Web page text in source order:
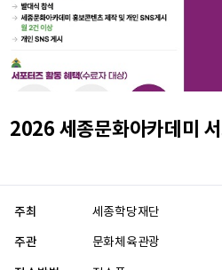
2026 세종문화아카데미
주최 세종학당재단
주관 문화체육관광